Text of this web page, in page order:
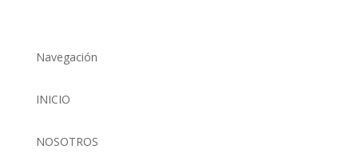
Navegación
INICIO
NOSOTROS